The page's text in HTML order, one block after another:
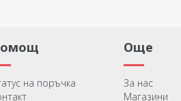
на поръчка
Още
За нас
Магазини